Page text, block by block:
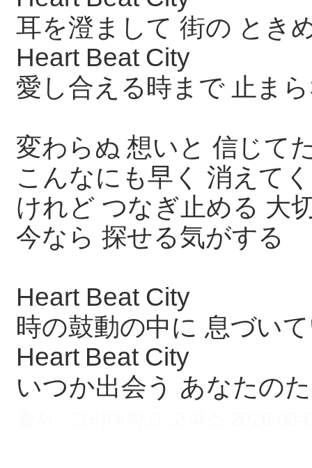
耳を澄まして 街の とき
Heart Beat City
愛し合える時まで 止ま
変わらぬ 想いと 信じて
こんなにも早く 消えてく
けれど つなぎ止める 大
今なら 探せる気がする
Heart Beat City
時の鼓動の中に 息づい
Heart Beat City
いつか出会う あなたの